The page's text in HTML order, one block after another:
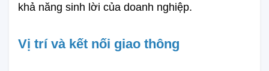
khả năng sinh lời của doanh nghiệp.
Vị trí và kết nối giao thông